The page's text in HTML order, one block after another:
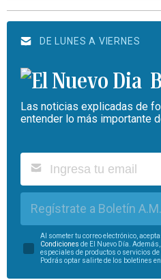
DE LUNES A VIERNES
Las noticias explicadas de
entender lo más importante
Regístrate a Boletín A.M.
Al someter tu correo electrónico,
Condiciones de El Nuevo Día.
especiales de productos o servicios
Podrás optar salirte de los boletines